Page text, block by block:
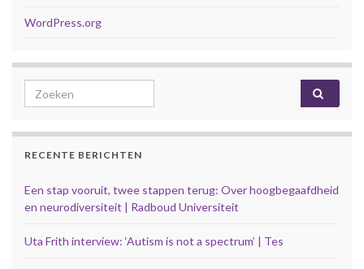
WordPress.org
Search for:
RECENTE BERICHTEN
Een stap vooruit, twee stappen terug: Over hoogbegaafdheid
en neurodiversiteit | Radboud Universiteit
Uta Frith interview: ‘Autism is not a spectrum’ | Tes